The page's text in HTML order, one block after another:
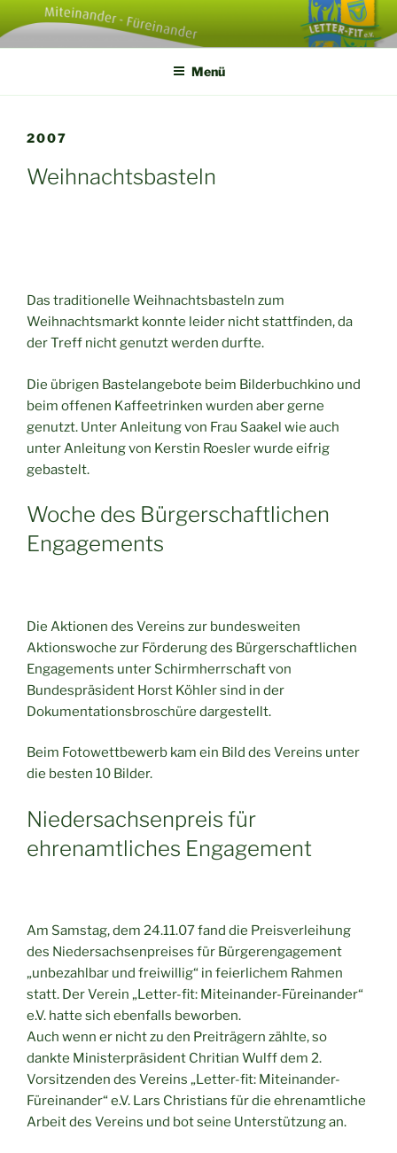
Inhalt
springen
Menü
2007
Weihnachtsbasteln
Das traditionelle Weihnachtsbasteln zum
Weihnachtsmarkt konnte leider nicht stattfinden, da
der Treff nicht genutzt werden durfte.
Die übrigen Bastelangebote beim Bilderbuchkino und
beim offenen Kaffeetrinken wurden aber gerne
genutzt. Unter Anleitung von Frau Saakel wie auch
unter Anleitung von Kerstin Roesler wurde eifrig
gebastelt.
Woche des Bürgerschaftlichen
Engagements
Die Aktionen des Vereins zur bundesweiten
Aktionswoche zur Förderung des Bürgerschaftlichen
Engagements unter Schirmherrschaft von
Bundespräsident Horst Köhler sind in der
Dokumentationsbroschüre dargestellt.
Beim Fotowettbewerb kam ein Bild des Vereins unter
die besten 10 Bilder.
Niedersachsenpreis für
ehrenamtliches Engagement
Am Samstag, dem 24.11.07 fand die Preisverleihung
des Niedersachsenpreises für Bürgerengagement
„unbezahlbar und freiwillig“ in feierlichem Rahmen
statt. Der Verein „Letter-fit: Miteinander-Füreinander“
e.V. hatte sich ebenfalls beworben.
Auch wenn er nicht zu den Preiträgern zählte, so
dankte Ministerpräsident Chritian Wulff dem 2.
Vorsitzenden des Vereins „Letter-fit: Miteinander-
Füreinander“ e.V. Lars Christians für die ehrenamtliche
Arbeit des Vereins und bot seine Unterstützung an.